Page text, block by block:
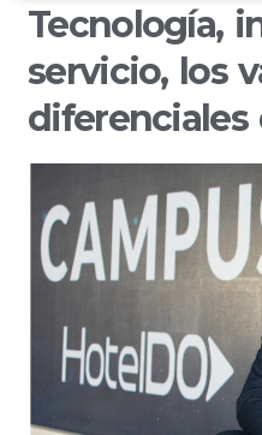
Tecnología,
servicio, los
diferenciales